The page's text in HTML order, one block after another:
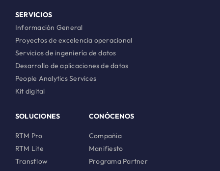
SERVICIOS
Información General
Proyectos de excelencia operacional
Servicios de ingeniería de datos
Desarrollo de aplicaciones de datos
People Analytics Services
Kit digital
SOLUCIONES
RTM Pro
RTM Lite
Transflow
CONÓCENOS
Compañia
Manifiesto
Programa Partner